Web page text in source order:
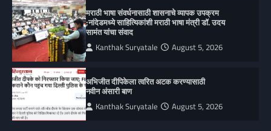
मराठी भाषा संवर्धनासाठी शासनाचे व्यापक उपक्रम
;नांदेडमध्ये साहित्यिकांशी मराठी भाषा मंत्री डॉ. उदय
सामंत यांचा संवाद
Kanthak Suryatale August 5, 2026
अभिजीत दीपिकेला त्वरित अटक करण्यासाठी
नवीन अंसारी बाण
Kanthak Suryatale August 5, 2026